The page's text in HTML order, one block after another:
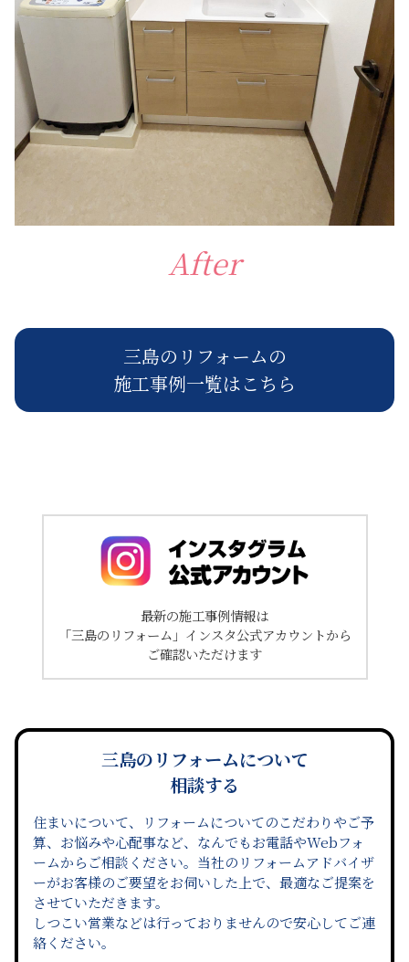
After
三島のリフォームの
施工事例一覧はこちら
最新の施工事例情報は
「三島のリフォーム」インスタ公式アカウントから
ご確認いただけます
三島のリフォームについて
相談する
住まいについて、リフォームについてのこだわりやご予
算、お悩みや心配事など、なんでもお電話やWebフォ
ームからご相談ください。当社のリフォームアドバイザ
ーがお客様のご要望をお伺いした上で、最適なご提案を
させていただきます。
しつこい営業などは行っておりませんので安心してご連
絡ください。